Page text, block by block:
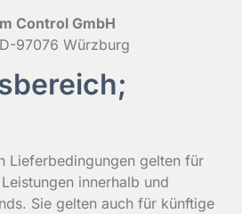
Control GmbH
97076 Würzburg
Lieferbedingungen gelten für
innerhalb und
Sie gelten auch für künftige